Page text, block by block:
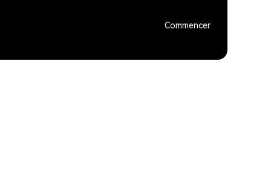
Commencer